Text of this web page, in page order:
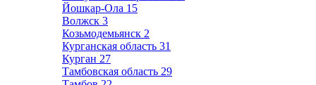
Йошкар-Ола 15
Волжск 3
Козьмодемьянск 2
Курганская область 31
Курган 27
Тамбовская область 29